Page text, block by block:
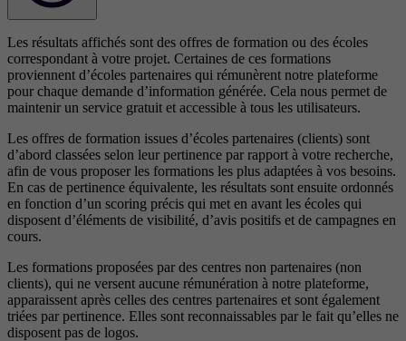
Les résultats affichés sont des offres de formation ou des écoles
correspondant à votre projet. Certaines de ces formations
proviennent d’écoles partenaires qui rémunèrent notre plateforme
pour chaque demande d’information générée. Cela nous permet de
maintenir un service gratuit et accessible à tous les utilisateurs.
Les offres de formation issues d’écoles partenaires (clients) sont
d’abord classées selon leur pertinence par rapport à votre recherche,
afin de vous proposer les formations les plus adaptées à vos besoins.
En cas de pertinence équivalente, les résultats sont ensuite ordonnés
en fonction d’un scoring précis qui met en avant les écoles qui
disposent d’éléments de visibilité, d’avis positifs et de campagnes en
cours.
Les formations proposées par des centres non partenaires (non
clients), qui ne versent aucune rémunération à notre plateforme,
apparaissent après celles des centres partenaires et sont également
triées par pertinence. Elles sont reconnaissables par le fait qu’elles ne
disposent pas de logos.